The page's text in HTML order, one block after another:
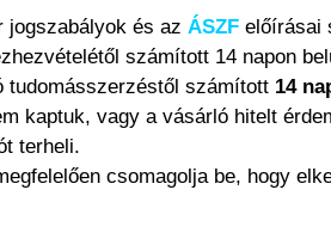
jogszabályok és az ÁSZF előírásai
számított 14 napon
tudomásszerzéstől számított 14
kaptuk, vagy a vásárló hitelt
terheli.
csomagolja be, hogy